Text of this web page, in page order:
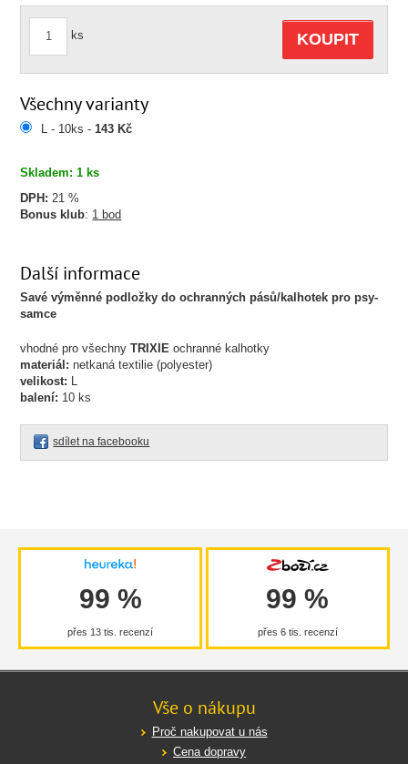
Skladem: 1 ks
DPH: 21 %
Bonus klub: 1 bod
ks KOUPIT
Všechny varianty
L - 10ks -143 Kč
Další informace
Savé výměnné podložky do ochranných pásů/kalhotek pro psy-
samce
vhodné pro všechnyTRIXIE ochranné kalhotky
materiál: netkaná textilie (polyester)
velikost: L
balení: 10 ks
sdílet na facebooku
99 %
přes 13 tis. recenzí
99 %
přes 6 tis. recenzí
Vše o nákupu
Proč nakupovat u nás
Cena dopravy